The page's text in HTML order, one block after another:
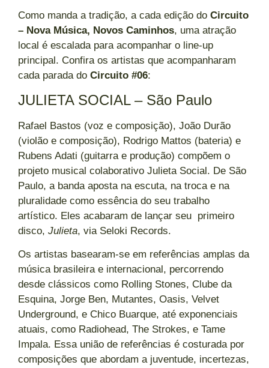
Como manda a tradição, a cada edição do Circuito
– Nova Música, Novos Caminhos, uma atração
local é escalada para acompanhar o line-up
principal. Confira os artistas que acompanharam
cada parada do Circuito #06:
JULIETA SOCIAL – São Paulo
Rafael Bastos (voz e composição), João Durão
(violão e composição), Rodrigo Mattos (bateria) e
Rubens Adati (guitarra e produção) compõem o
projeto musical colaborativo Julieta Social. De São
Paulo, a banda aposta na escuta, na troca e na
pluralidade como essência do seu trabalho
artístico. Eles acabaram de lançar seu primeiro
disco, Julieta, via Seloki Records.
Os artistas basearam-se em referências amplas da
música brasileira e internacional, percorrendo
desde clássicos como Rolling Stones, Clube da
Esquina, Jorge Ben, Mutantes, Oasis, Velvet
Underground, e Chico Buarque, até exponenciais
atuais, como Radiohead, The Strokes, e Tame
Impala. Essa união de referências é costurada por
composições que abordam a juventude, incertezas,